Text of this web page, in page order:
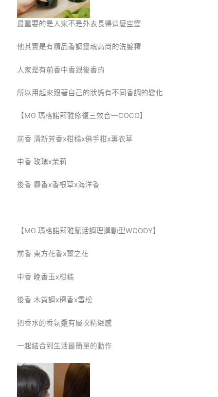
最重要的是人家不是外表長得這麼空靈
他其實是有精品香調靈魂高尚的洗髮精
人家是有前香中香跟後香的
所以用起來跟著自己的狀態有不同香調的變化
【MG 瑪格諾莉雅修復三效合一COCO】
前香 清新芳香x柑橘x佛手柑x薰衣草
中香 玫瑰x茉莉
後香 麝香x香根草x海洋香
【MG 瑪格諾莉雅賦活調理運動型WOODY】
前香 東方花香x薑之花
中香 晚香玉x柑橘
後香 木質調x檀香x雪松
把香水的香氛還有層次精緻感
一起結合到生活最簡單的動作